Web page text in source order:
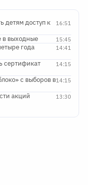
16:51
детям доступ к
15:45
в выходные
14:41
года
14:15
сертификат
14:15
с выборов в
13:30
акций